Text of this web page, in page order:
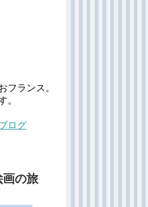
フランス。
。
ログ
画の旅